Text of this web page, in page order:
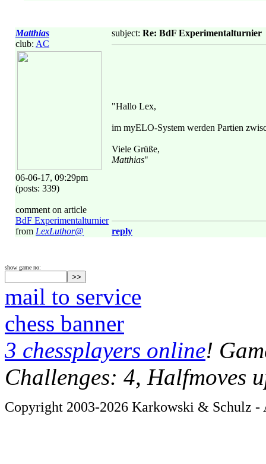
Matthias
club: AC
06-06-17, 09:29pm
(posts: 339)
comment on article
BdF Experimentalturnier
from LexLuthor@
subject: Re: BdF Experimentalturnier
"Hallo Lex,
im myELO-System werden Partien
Viele Grüße,
Matthias"
reply
show game no:
mail to service
chess banner
3 chessplayers online!
Challenges: 4, Halfmoves
Copyright 2003-2026 Karkowski & Schulz